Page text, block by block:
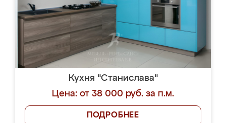
Кухня "Станислава"
Цена: от 38 000 руб. за п.м.
ПОДРОБНЕЕ